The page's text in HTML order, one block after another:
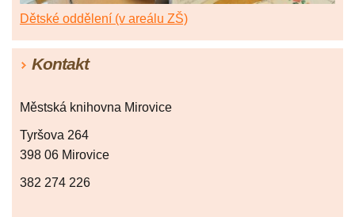
Dětské oddělení (v areálu ZŠ)
Kontakt
Městská knihovna Mirovice
Tyršova 264
398 06 Mirovice
382 274 226